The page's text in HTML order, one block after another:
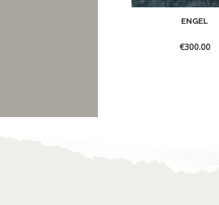
ENGEL
€300.00